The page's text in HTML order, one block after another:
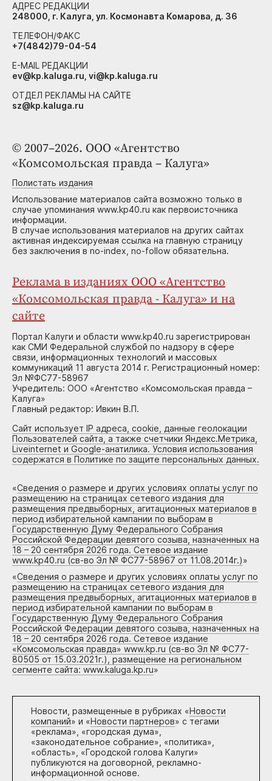
© 2007–2026. ООО «Агентство
«Комсомольская правда – Калуга»
Полистать издания
Использование материалов сайта возможно только в
случае упоминания www.kp40.ru как первоисточника
информации.
В случае использования материалов на других сайтах
активная индексируемая ссылка на главную страницу
без заключения в no-index, no-follow обязательна.
Реклама в изданиях ООО «Агентство
«Комсомольская правда - Калуга» и на
сайте
Портал Калуги и области www.kp40.ru зарегистрирован
как СМИ Федеральной службой по надзору в сфере
связи, информационных технологий и массовых
коммуникаций 11 августа 2014 г. Регистрационный номер:
Эл №ФС77-58967
Учредитель: ООО «Агентство «Комсомольская правда –
Калуга»
Главный редактор: Ивкин В.П.
Сайт использует IP адреса, cookie, данные геолокации
Пользователей сайта, а также счетчики Яндекс.Метрика,
Liveinternet и Google-анатилика. Условия использования
содержатся в Политике по защите персональных данных.
«Сведения о размере и других условиях оплаты услуг по
размещению на страницах сетевого издания для
размещения предвыборных, агитационных материалов в
период избирательной кампании по выборам в
Государственную Думу Федерального Собрания
Российской Федерации девятого созыва, назначенных на
18 – 20 сентября 2026 года. Сетевое издание
www.kp40.ru (св-во Эл № ФС77-58967 от 11.08.2014г.)»
«Сведения о размере и других условиях оплаты услуг по
размещению на страницах сетевого издания для
размещения предвыборных, агитационных материалов в
период избирательной кампании по выборам в
Государственную Думу Федерального Собрания
Российской Федерации девятого созыва, назначенных на
18 – 20 сентября 2026 года. Сетевое издание
«Комсомольская правда» www.kp.ru (св-во Эл № ФС77-
80505 от 15.03.2021г.), размещение на региональном
сегменте сайта: www.kaluga.kp.ru»
Новости, размещенные в рубриках «Новости
компаний» и «Новости партнеров» с тегами
«реклама», «городская дума»,
«законодательное собрание», «политика»,
«область», «Городской голова Калуги»
публикуются на договорной, рекламно-
информационной основе.
АДРЕС РЕДАКЦИИ
248000, г. Калуга, ул. Космонавта Комарова, д. 36
ТЕЛЕФОН/ФАКС
+7(4842)79-04-54
E-MAIL РЕДАКЦИИ
ev@kp.kaluga.ru, vi@kp.kaluga.ru
ОТДЕЛ РЕКЛАМЫ НА САЙТЕ
sz@kp.kaluga.ru